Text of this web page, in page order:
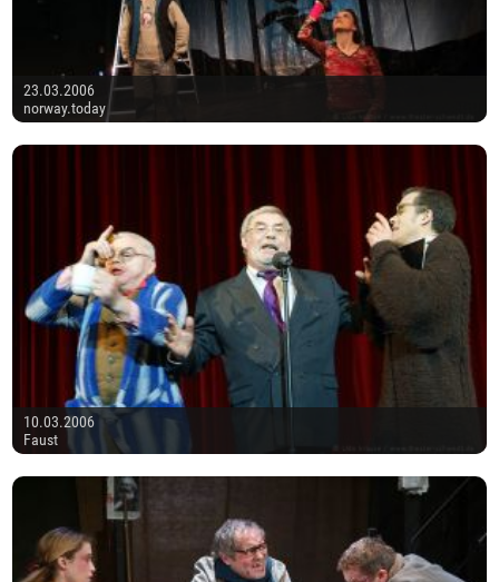
23.03.2006
norway.today
10.03.2006
Faust